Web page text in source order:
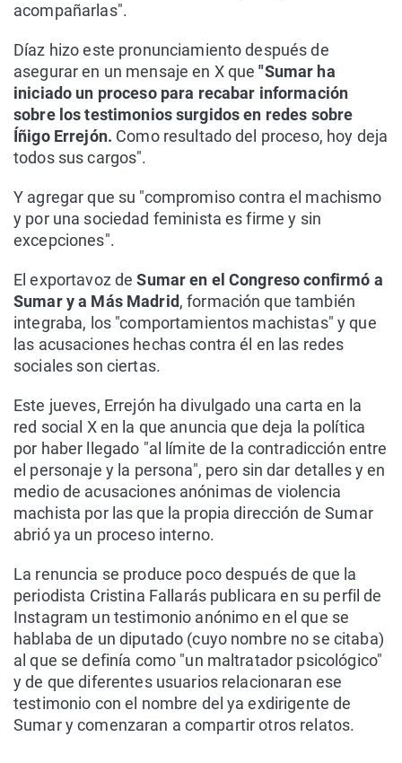
acompañarlas".
Díaz hizo este pronunciamiento después de
asegurar en un mensaje en X que"Sumar ha
iniciado un proceso para recabar información
sobre los testimonios surgidos en redes sobre
Íñigo Errejón. Como resultado del proceso, hoy deja
todos sus cargos".
Y agregar que su "compromiso contra el machismo
y por una sociedad feminista es firme y sin
excepciones".
El exportavoz de Sumar en el Congreso confirmó a
Sumar y a Más Madrid, formación que también
integraba, los "comportamientos machistas" y que
las acusaciones hechas contra él en las redes
sociales son ciertas.
Este jueves, Errejón ha divulgado una carta en la
red social X en la que anuncia que deja la política
por haber llegado "al límite de la contradicción entre
el personaje y la persona", pero sin dar detalles y en
medio de acusaciones anónimas de violencia
machista por las que la propia dirección de Sumar
abrió ya un proceso interno.
La renuncia se produce poco después de que la
periodista Cristina Fallarás publicara en su perfil de
Instagram un testimonio anónimo en el que se
hablaba de un diputado (cuyo nombre no se citaba)
al que se definía como "un maltratador psicológico"
y de que diferentes usuarios relacionaran ese
testimonio con el nombre del ya exdirigente de
Sumar y comenzaran a compartir otros relatos.